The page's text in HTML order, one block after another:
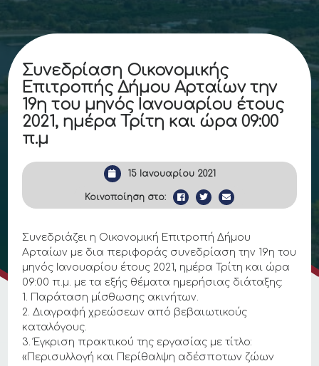
Συνεδρίαση Οικονομικής
Επιτροπής Δήμου Αρταίων την
19η του μηνός Ιανουαρίου έτους
2021, ημέρα Τρίτη και ώρα 09:00
π.μ
15 Ιανουαρίου 2021
Κοινοποίηση στο:
Συνεδριάζει η Οικονομική Επιτροπή Δήμου
Αρταίων με δια περιφοράς συνεδρίαση την 19η του
μηνός Ιανουαρίου έτους 2021, ημέρα Τρίτη και ώρα
09:00 π.μ. με τα εξής θέματα ημερήσιας διάταξης:
1. Παράταση μίσθωσης ακινήτων.
2. Διαγραφή χρεώσεων από βεβαιωτικούς
καταλόγους.
3. Έγκριση πρακτικού της εργασίας με τίτλο:
«Περισυλλογή και Περίθαλψη αδέσποτων ζώων